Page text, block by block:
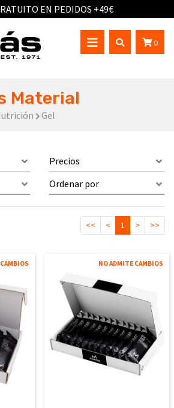
EN PEDIDOS +49€
0
Material
Gel
Precios
Ordenar por
<< < 1 > >>
NO ADMITE CAMBIOS